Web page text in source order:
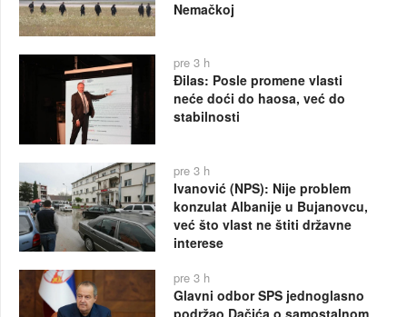
Nemačkoj
pre 3 h
Đilas: Posle promene vlasti
neće doći do haosa, već do
stabilnosti
pre 3 h
Ivanović (NPS): Nije problem
konzulat Albanije u Bujanovcu,
već što vlast ne štiti državne
interese
pre 3 h
Glavni odbor SPS jednoglasno
podržao Dačića o samostalnom